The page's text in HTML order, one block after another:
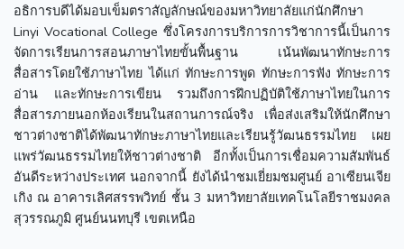
อธิการบดีได้มอบเข็มตราสัญลักษณ์ของมหาวิทยาลัยแก่นักศึกษา
Linyi Vocational College ซึ่งโครงการบริการการวิชาการนี้เป็นการ
จัดการเรียนการสอนภาษาไทยขั้นพื้นฐาน เน้นพัฒนาทักษะการ
สื่อสารโดยใช้ภาษาไทย ได้แก่ ทักษะการพูด ทักษะการฟัง ทักษะการ
อ่าน และทักษะการเขียน รวมถึงการฝึกปฏิบัติใช้ภาษาไทยในการ
สื่อสารภายนอกห้องเรียนในสถานการณ์จริง เพื่อส่งเสริมให้นักศึกษา
ชาวต่างชาติได้พัฒนาทักษะภาษาไทยและเรียนรู้วัฒนธรรมไทย เผย
แพร่วัฒนธรรมไทยให้ชาวต่างชาติ อีกทั้งเป็นการเชื่อมความสัมพันธ์
อันดีระหว่างประเทศ นอกจากนี้ ยังได้นำชมเยี่ยมชมศูนย์ อาเซียนเจีย
เกิง ณ อาคารเลิศสรรพวิทย์ ชั้น 3 มหาวิทยาลัยเทคโนโลยีราชมงคล
สุวรรณภูมิ ศูนย์นนทบุรี เขตเหนือ